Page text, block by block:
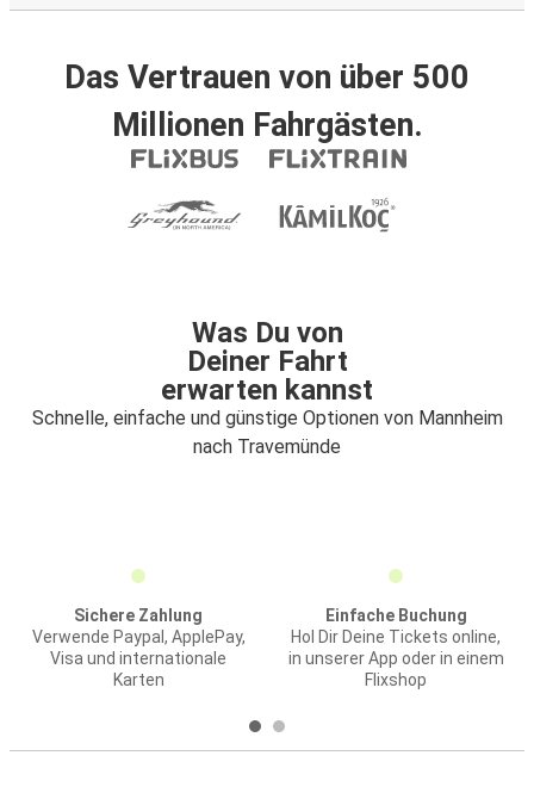
Das Vertrauen von über 500
Millionen Fahrgästen.
Was Du von
Deiner Fahrt
erwarten kannst
Schnelle, einfache und günstige Optionen von Mannheim
nach Travemünde
Sichere Zahlung
Verwende Paypal, ApplePay,
Visa und internationale
Karten
Einfache Buchung
Hol Dir Deine Tickets online,
in unserer App oder in einem
Flixshop